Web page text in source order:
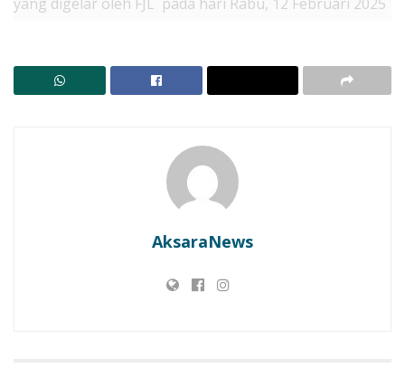
RELATED POSTS
BREAKING NEWS! Satu Tewas Dua Rujuk Dampak
Bentrok Antarwarga di Adonara
(Sandro) seusai penyerahan Piagam Penghargaan FJL
AksaraNews